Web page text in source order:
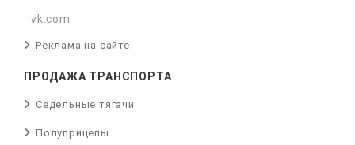
vk.com
Реклама на сайте
ПРОДАЖА ТРАНСПОРТА
Седельные тягачи
Полуприцепы